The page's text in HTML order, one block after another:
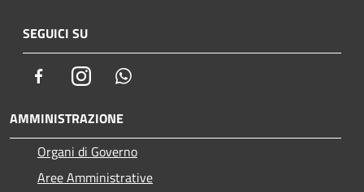
SEGUICI SU
FacebookInstagram
AMMINISTRAZIONE
Organi di Governo
Aree Amministrative